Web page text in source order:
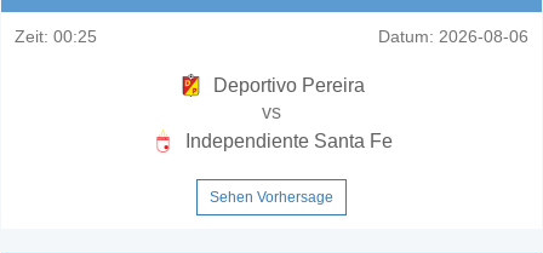
Zeit: 00:25 Datum: 2026-08-06
Deportivo Pereira
vs
Independiente Santa Fe
Sehen Vorhersage